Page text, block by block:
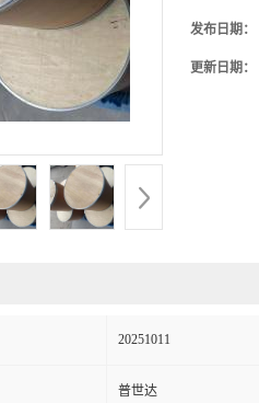
发布日期：
更新日期：
20251011
普世达